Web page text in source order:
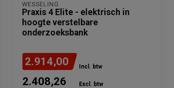
WESSELING
Praxis 4 Elite - elektrisch in
hoogte verstelbare
onderzoeksbank
2.914,00 Incl. btw
2.408,26 Excl. btw